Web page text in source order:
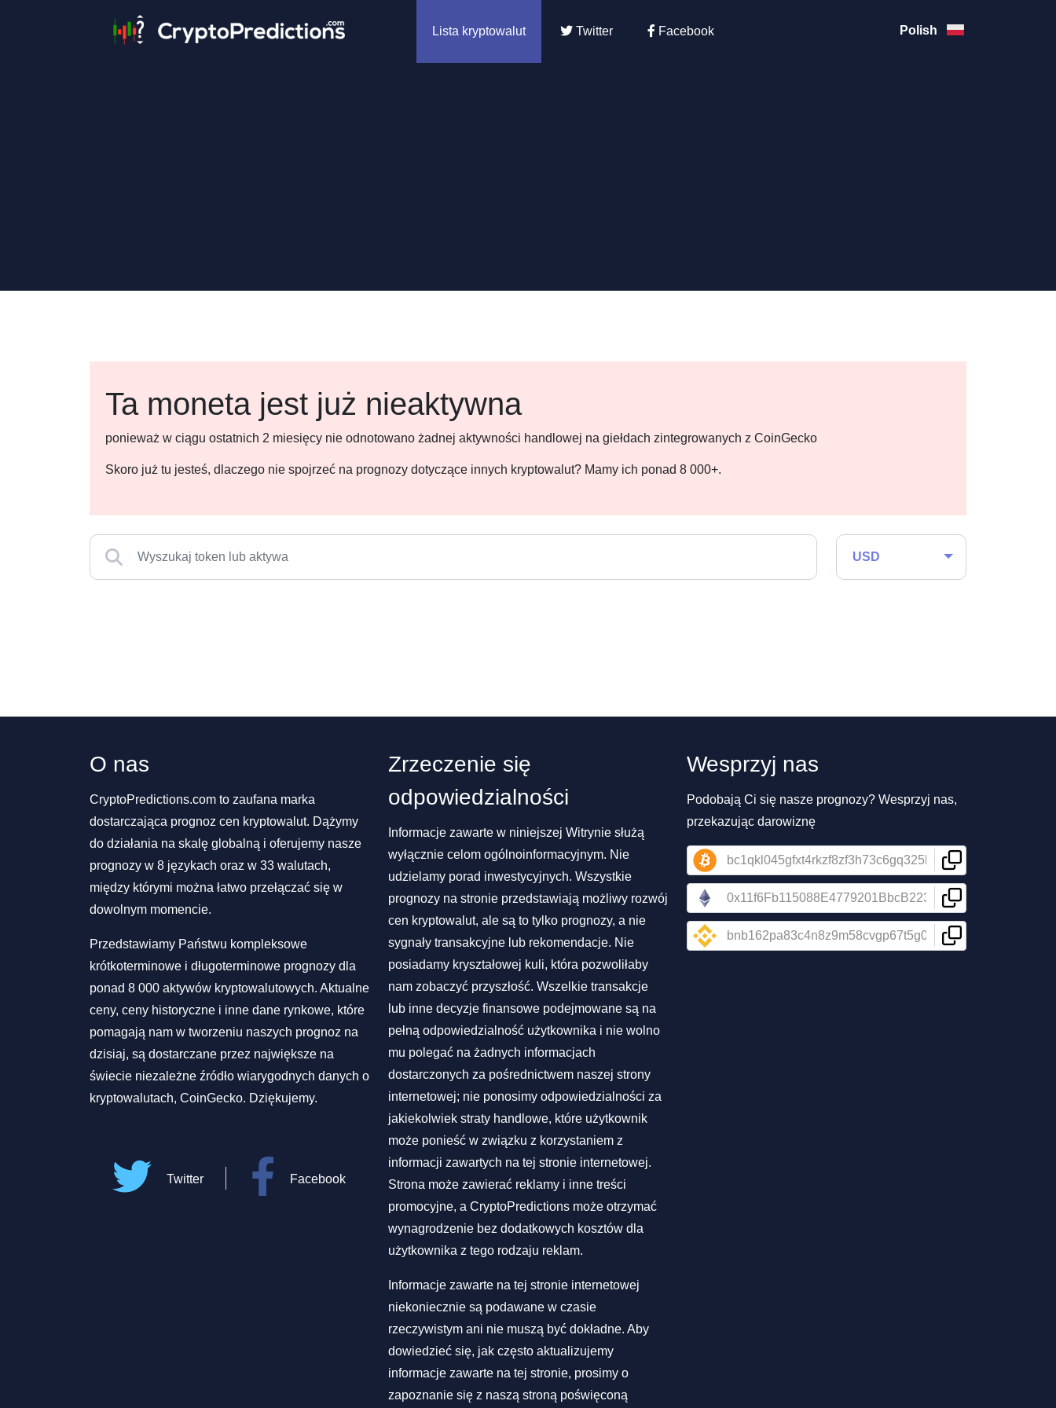
Lista kryptowalut Twitter Facebook Polish
Ta moneta jest już nieaktywna
ponieważ w ciągu ostatnich 2 miesięcy nie odnotowano żadnej aktywności handlowej na giełdach zintegrowanych z CoinGecko
Skoro już tu jesteś, dlaczego nie spojrzeć na prognozy dotyczące innych kryptowalut? Mamy ich ponad 8 000+.
USD
O nas
CryptoPredictions.com to zaufana marka
dostarczająca prognoz cen kryptowalut. Dążymy
do działania na skalę globalną i oferujemy nasze
prognozy w 8 językach oraz w 33 walutach,
między którymi można łatwo przełączać się w
dowolnym momencie.
Przedstawiamy Państwu kompleksowe
krótkoterminowe i długoterminowe prognozy dla
ponad 8 000 aktywów kryptowalutowych. Aktualne
ceny, ceny historyczne i inne dane rynkowe, które
pomagają nam w tworzeniu naszych prognoz na
dzisiaj, są dostarczane przez największe na
świecie niezależne źródło wiarygodnych danych o
kryptowalutach, CoinGecko. Dziękujemy.
Twitter Facebook
Zrzeczenie się
odpowiedzialności
Informacje zawarte w niniejszej Witrynie służą
wyłącznie celom ogólnoinformacyjnym. Nie
udzielamy porad inwestycyjnych. Wszystkie
prognozy na stronie przedstawiają możliwy rozwój
cen kryptowalut, ale są to tylko prognozy, a nie
sygnały transakcyjne lub rekomendacje. Nie
posiadamy kryształowej kuli, która pozwoliłaby
nam zobaczyć przyszłość. Wszelkie transakcje
lub inne decyzje finansowe podejmowane są na
pełną odpowiedzialność użytkownika i nie wolno
mu polegać na żadnych informacjach
dostarczonych za pośrednictwem naszej strony
internetowej; nie ponosimy odpowiedzialności za
jakiekolwiek straty handlowe, które użytkownik
może ponieść w związku z korzystaniem z
informacji zawartych na tej stronie internetowej.
Strona może zawierać reklamy i inne treści
promocyjne, a CryptoPredictions może otrzymać
wynagrodzenie bez dodatkowych kosztów dla
użytkownika z tego rodzaju reklam.
Informacje zawarte na tej stronie internetowej
niekoniecznie są podawane w czasie
rzeczywistym ani nie muszą być dokładne. Aby
dowiedzieć się, jak często aktualizujemy
informacje zawarte na tej stronie, prosimy o
zapoznanie się z naszą stroną poświęconą
Wesprzyj nas
Podobają Ci się nasze prognozy? Wesprzyj nas,
przekazując darowiznę